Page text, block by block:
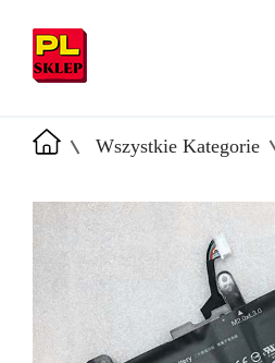
Wszystkie Kategorie